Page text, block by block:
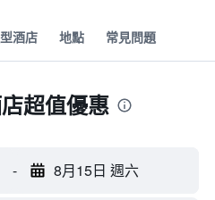
酒店 地點 常見問題
超值優惠
- 8月15日 週六